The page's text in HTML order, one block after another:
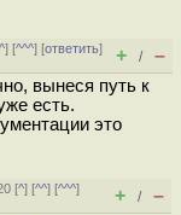
] [^^^] [ответить]
+ / –
вынеся путь к
есть.
это
[^] [^^] [^^^]
+ / –